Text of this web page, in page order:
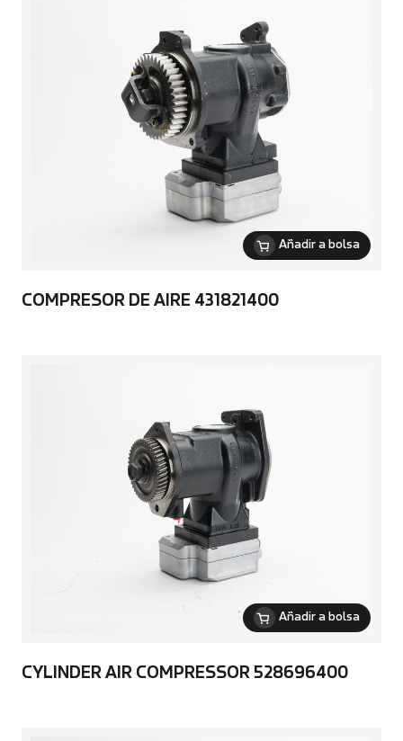
Añadir a bolsa
COMPRESOR DE AIRE 431821400
Añadir a bolsa
CYLINDER AIR COMPRESSOR 528696400